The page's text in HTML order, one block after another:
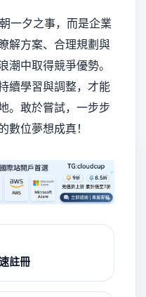
一夕之事，而是企業
解方案、合理規劃與
潮中取得競爭優勢。
續學習與調整，才能
。敢於嘗試，一步步
數位夢想成真！
註冊